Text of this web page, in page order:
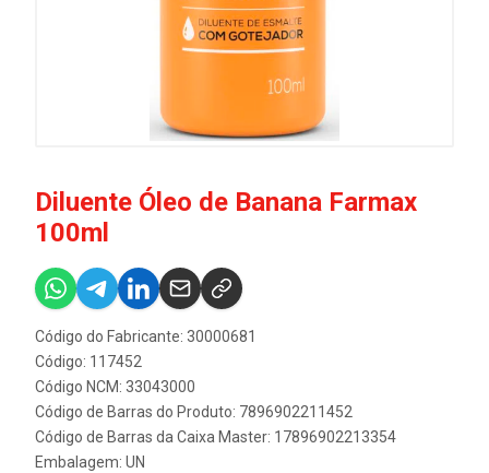
Diluente Óleo de Banana Farmax
100ml
Código do Fabricante: 30000681
Código: 117452
Código NCM: 33043000
Código de Barras do Produto: 7896902211452
Código de Barras da Caixa Master: 17896902213354
Embalagem: UN